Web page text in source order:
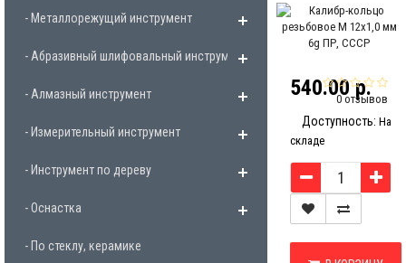
- Металлорежущий инструмент
- Абразивный шлифовальный инструмент
- Алмазный инструмент
- Измерительный инструмент
- Инструмент по дереву
- Оснастка
- По стеклу, керамике
0 отзывов
540.00 р.
Доступность: На
складе